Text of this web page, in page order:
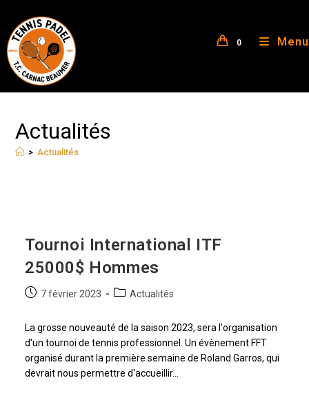
0 Menu
Actualités
> Actualités
Tournoi International ITF
25000$ Hommes
7 février 2023 Actualités
La grosse nouveauté de la saison 2023, sera l'organisation
d'un tournoi de tennis professionnel. Un évènement FFT
organisé durant la première semaine de Roland Garros, qui
devrait nous permettre d'accueillir…